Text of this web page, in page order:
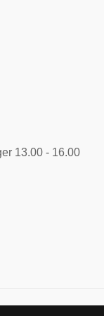
13.00 - 16.00